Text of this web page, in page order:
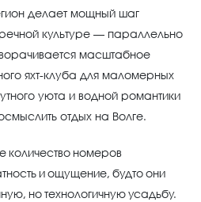
делает мощный шаг
культуре — параллельно
масштабное
яхт-клуба для маломерных
уюта и водной романтики
отдых на Волге.
количество номеров
и ощущение, будто они
но технологичную усадьбу.